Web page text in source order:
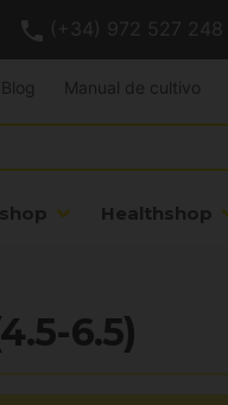
(+34) 972 527 248
Healthshop
Blog Manual de cultivo
6.5)